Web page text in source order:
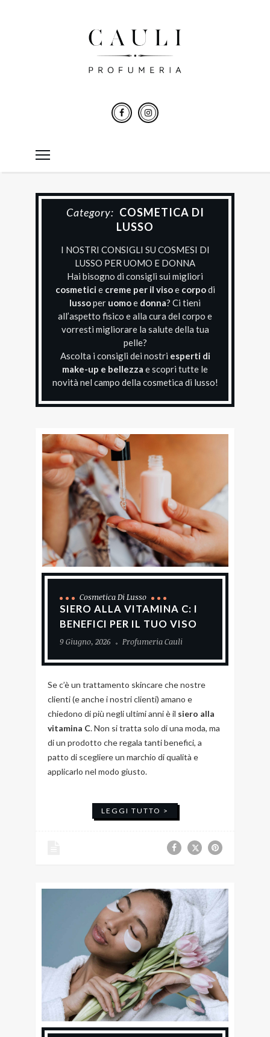
Category: COSMETICA DI
LUSSO
I NOSTRI CONSIGLI SU COSMESI DI
LUSSO PER UOMO E DONNA
Hai bisogno di consigli sui migliori
cosmetici e creme per il visoe corpodi
lussoper uomoe donna? Ci tieni
all’aspetto fisico e alla cura del corpo e
vorresti migliorare la salute della tua
pelle?
Ascolta i consigli dei nostri esperti di
make-up e bellezza e scopri tutte le
novità nel campo della cosmetica di lusso!
Cosmetica Di Lusso
SIERO ALLA VITAMINA C: I
BENEFICI PER IL TUO VISO
9 Giugno, 2026 Profumeria Cauli
Se c’è un trattamento skincare che nostre
clienti (e anche i nostri clienti) amano e
chiedono di più negli ultimi anni è il siero alla
vitamina C. Non si tratta solo di una moda, ma
di un prodotto che regala tanti benefici, a
patto di scegliere un marchio di qualità e
applicarlo nel modo giusto.
LEGGI TUTTO >